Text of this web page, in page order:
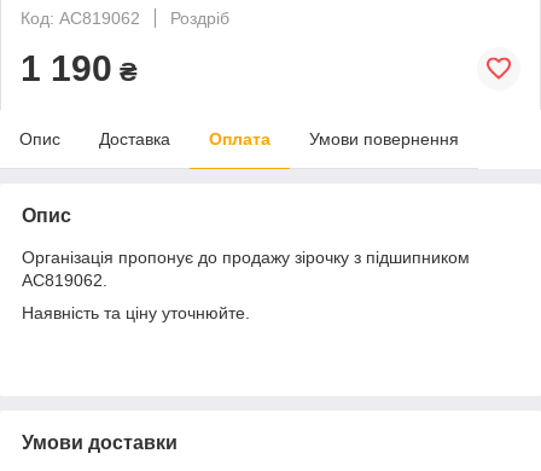
Код: AC819062
Роздріб
1 190 ₴
Опис Доставка Оплата Умови повернення
Опис
Організація пропонує до продажу зірочку з підшипником
AC819062.
Наявність та ціну уточнюйте.
Умови доставки